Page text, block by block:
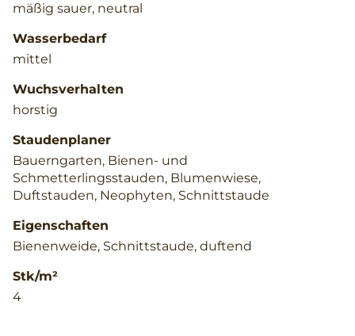
mäßig sauer, neutral
Wasserbedarf
mittel
Wuchsverhalten
horstig
Staudenplaner
Bauerngarten, Bienen- und
Schmetterlingsstauden, Blumenwiese,
Duftstauden, Neophyten, Schnittstaude
Eigenschaften
Bienenweide, Schnittstaude, duftend
Stk/m²
4